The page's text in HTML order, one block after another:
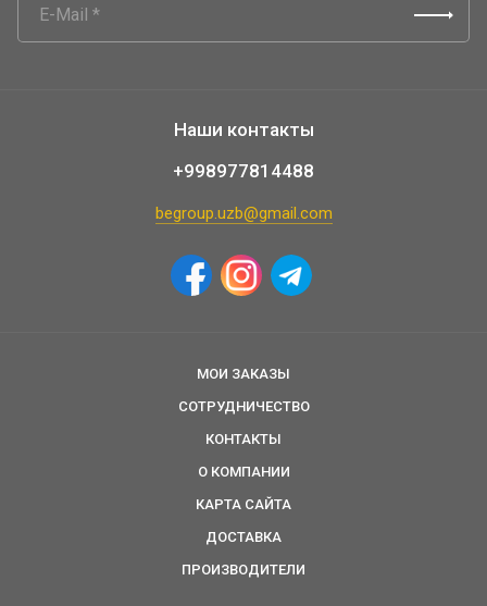
Наши контакты
+998977814488
begroup.uzb@gmail.com
МОИ ЗАКАЗЫ
СОТРУДНИЧЕСТВО
КОНТАКТЫ
О КОМПАНИИ
КАРТА САЙТА
ДОСТАВКА
ПРОИЗВОДИТЕЛИ